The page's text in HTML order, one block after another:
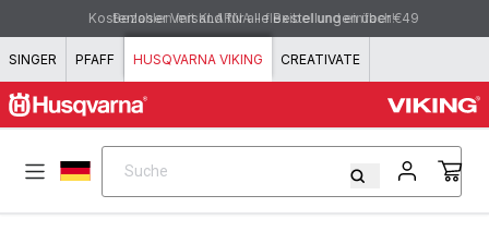
Zum Inhalt springen
Bezahlen mit KLARNA - flexibel und einfach!
Kostenloser Versand für alle Bestellungen über €49
SINGER PFAFF HUSQVARNA VIKING CREATIVATE
Suche